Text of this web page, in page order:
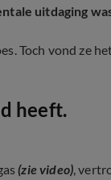
uitdaging
Toch vond ze
heeft.
(zie video),